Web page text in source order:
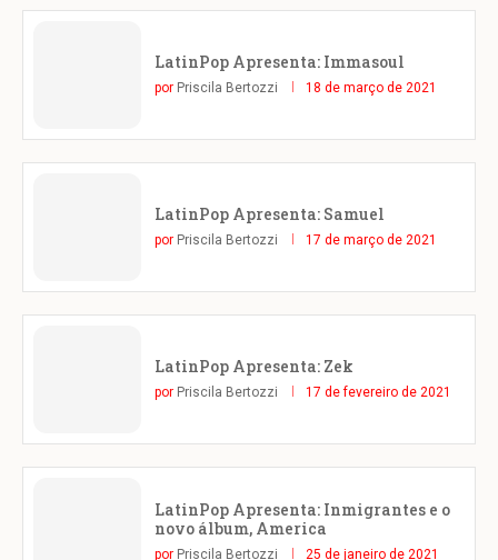
LatinPop Apresenta: Immasoul
por Priscila Bertozzi 18 de março de 2021
LatinPop Apresenta: Samuel
por Priscila Bertozzi 17 de março de 2021
LatinPop Apresenta: Zek
por Priscila Bertozzi 17 de fevereiro de 2021
LatinPop Apresenta: Inmigrantes e o
novo álbum, America
por Priscila Bertozzi 25 de janeiro de 2021